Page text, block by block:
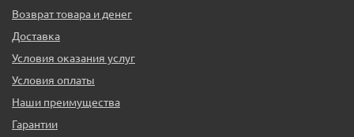
Возврат товара и денег
Доставка
Условия оказания услуг
Условия оплаты
Наши преимущества
Гарантии